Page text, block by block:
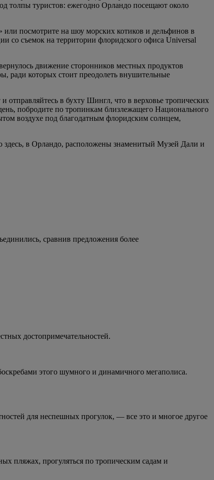
толпы туристов: ежегодно Орландо посещают около
посмотрите на шоу морских котиков и дельфинов в
со съемок на территории флоридского офиса Universal
движение сторонников местных продуктов
ради которых стоит преодолеть внушительные
в бухту Шингл, что в верховье тропических
побродите по тропинкам близлежащего Национального
воздухе под благодатным флоридским солнцем,
здесь, в Орландо, расположены знаменитый Музей Дали и
сравнив предложения более
достопримечательностей.
этого шумного и динамичного мегаполиса.
для неспешных прогулок, — все это и многое другое
пляжах, прогуляться по тропическим садам и